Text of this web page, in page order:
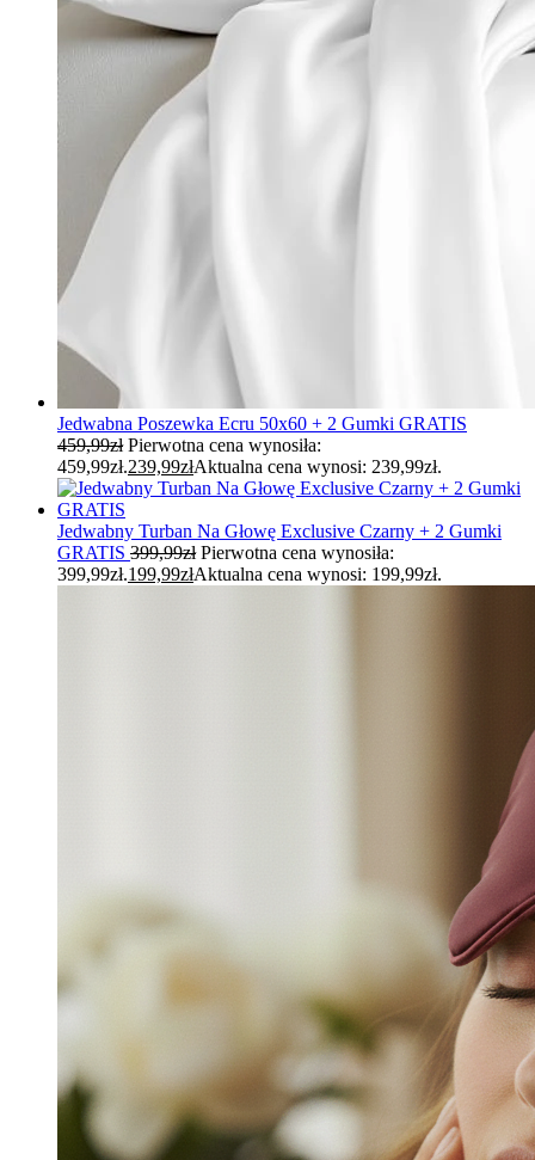
Jedwabna Poszewka Ecru 50x60 + 2 Gumki GRATIS
459,99zł Pierwotna cena wynosiła:
459,99zł.239,99złAktualna cena wynosi: 239,99zł.
Jedwabny Turban Na Głowę Exclusive Czarny + 2 Gumki
GRATIS 399,99zł Pierwotna cena wynosiła:
399,99zł.199,99złAktualna cena wynosi: 199,99zł.